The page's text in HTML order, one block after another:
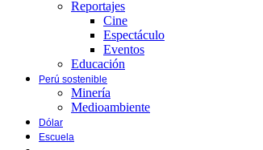
Reportajes
Cine
Espectáculo
Eventos
Educación
Perú sostenible
Minería
Medioambiente
Dólar
Escuela